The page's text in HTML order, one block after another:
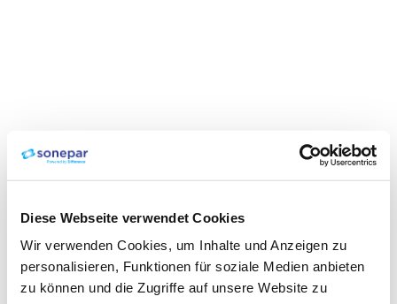
Diese Webseite verwendet Cookies
Wir verwenden Cookies, um Inhalte und Anzeigen zu
personalisieren, Funktionen für soziale Medien anbieten
zu können und die Zugriffe auf unsere Website zu